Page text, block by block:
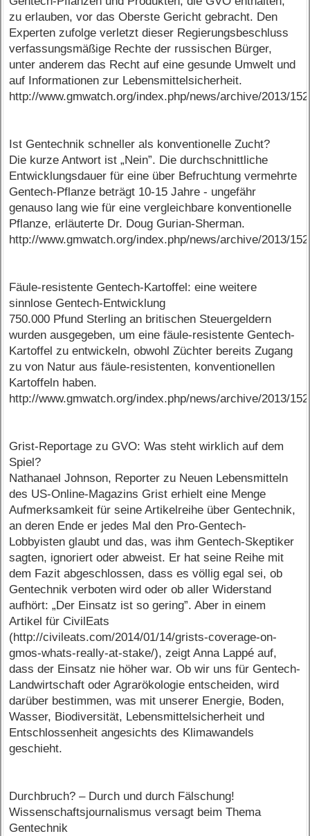
zu erlauben, vor das Oberste Gericht gebracht. Den
Experten zufolge verletzt dieser Regierungsbeschluss
verfassungsmäßige Rechte der russischen Bürger,
unter anderem das Recht auf eine gesunde Umwelt und
auf Informationen zur Lebensmittelsicherheit.
http://www.gmwatch.org/index.php/news/archive/2013/
Ist Gentechnik schneller als konventionelle Zucht?
Die kurze Antwort ist „Nein”. Die durchschnittliche
Entwicklungsdauer für eine über Befruchtung vermehrte
Gentech-Pflanze beträgt 10-15 Jahre - ungefähr
genauso lang wie für eine vergleichbare konventionelle
Pflanze, erläuterte Dr. Doug Gurian-Sherman.
http://www.gmwatch.org/index.php/news/archive/2013/
Fäule-resistente Gentech-Kartoffel: eine weitere
sinnlose Gentech-Entwicklung
750.000 Pfund Sterling an britischen Steuergeldern
wurden ausgegeben, um eine fäule-resistente Gentech-
Kartoffel zu entwickeln, obwohl Züchter bereits Zugang
zu von Natur aus fäule-resistenten, konventionellen
Kartoffeln haben.
http://www.gmwatch.org/index.php/news/archive/2013/
Grist-Reportage zu GVO: Was steht wirklich auf dem
Spiel?
Nathanael Johnson, Reporter zu Neuen Lebensmitteln
des US-Online-Magazins Grist erhielt eine Menge
Aufmerksamkeit für seine Artikelreihe über Gentechnik,
an deren Ende er jedes Mal den Pro-Gentech-
Lobbyisten glaubt und das, was ihm Gentech-Skeptiker
sagten, ignoriert oder abweist. Er hat seine Reihe mit
dem Fazit abgeschlossen, dass es völlig egal sei, ob
Gentechnik verboten wird oder ob aller Widerstand
aufhört: „Der Einsatz ist so gering”. Aber in einem
Artikel für CivilEats
(http://civileats.com/2014/01/14/grists-coverage-on-
gmos-whats-really-at-stake/), zeigt Anna Lappé auf,
dass der Einsatz nie höher war. Ob wir uns für Gentech-
Landwirtschaft oder Agrarökologie entscheiden, wird
darüber bestimmen, was mit unserer Energie, Boden,
Wasser, Biodiversität, Lebensmittelsicherheit und
Entschlossenheit angesichts des Klimawandels
geschieht.
Durchbruch? – Durch und durch Fälschung!
Wissenschaftsjournalismus versagt beim Thema
Gentechnik